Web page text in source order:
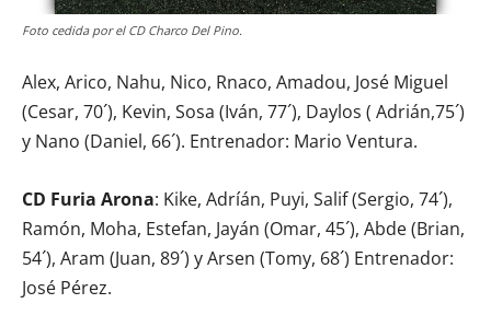
Foto cedida por el CD Charco Del Pino.
Alex, Arico, Nahu, Nico, Rnaco, Amadou, José Miguel
(Cesar, 70´), Kevin, Sosa (Iván, 77´), Daylos ( Adrián,75´)
y Nano (Daniel, 66´). Entrenador: Mario Ventura.
CD Furia Arona: Kike, Adríán, Puyi, Salif (Sergio, 74´),
Ramón, Moha, Estefan, Jayán (Omar, 45´), Abde (Brian,
54´), Aram (Juan, 89´) y Arsen (Tomy, 68´) Entrenador:
José Pérez.